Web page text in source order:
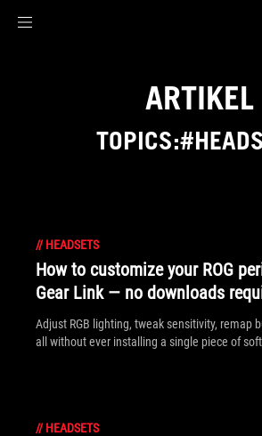
ARTIKEL
// HEADSETS
How to customize your ROG
Gear Link — no downloads
Adjust RGB lighting, tweak sensitivity, remap
all without ever installing a single piece of
// HEADSETS